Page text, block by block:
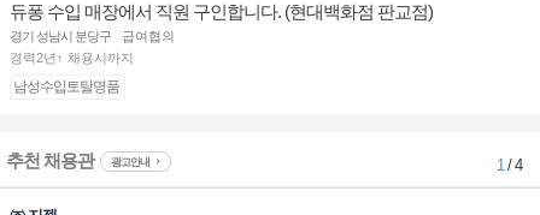
듀퐁 수입 매장에서 직원 구인합니다. (현대백화점 판교점)
경기 성남시 분당구
급여협의
경력2년↑ 채용시까지
남성수입토탈명품
추천 채용관 광고안내 1/ 4